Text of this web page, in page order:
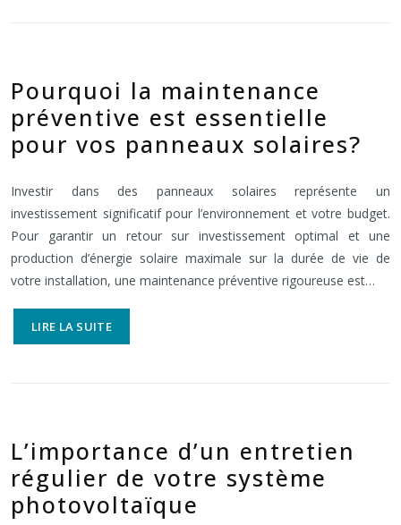
Pourquoi la maintenance
préventive est essentielle
pour vos panneaux solaires?
Investir dans des panneaux solaires représente un
investissement significatif pour l’environnement et votre budget.
Pour garantir un retour sur investissement optimal et une
production d’énergie solaire maximale sur la durée de vie de
votre installation, une maintenance préventive rigoureuse est…
LIRE LA SUITE
L’importance d’un entretien
régulier de votre système
photovoltaïque